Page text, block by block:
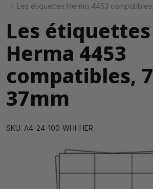
Les étiquettes Herma 4453
Les étiquettes
Herma 4453
compatibles,
37mm
SKU: A4-24-100-WHI-HER